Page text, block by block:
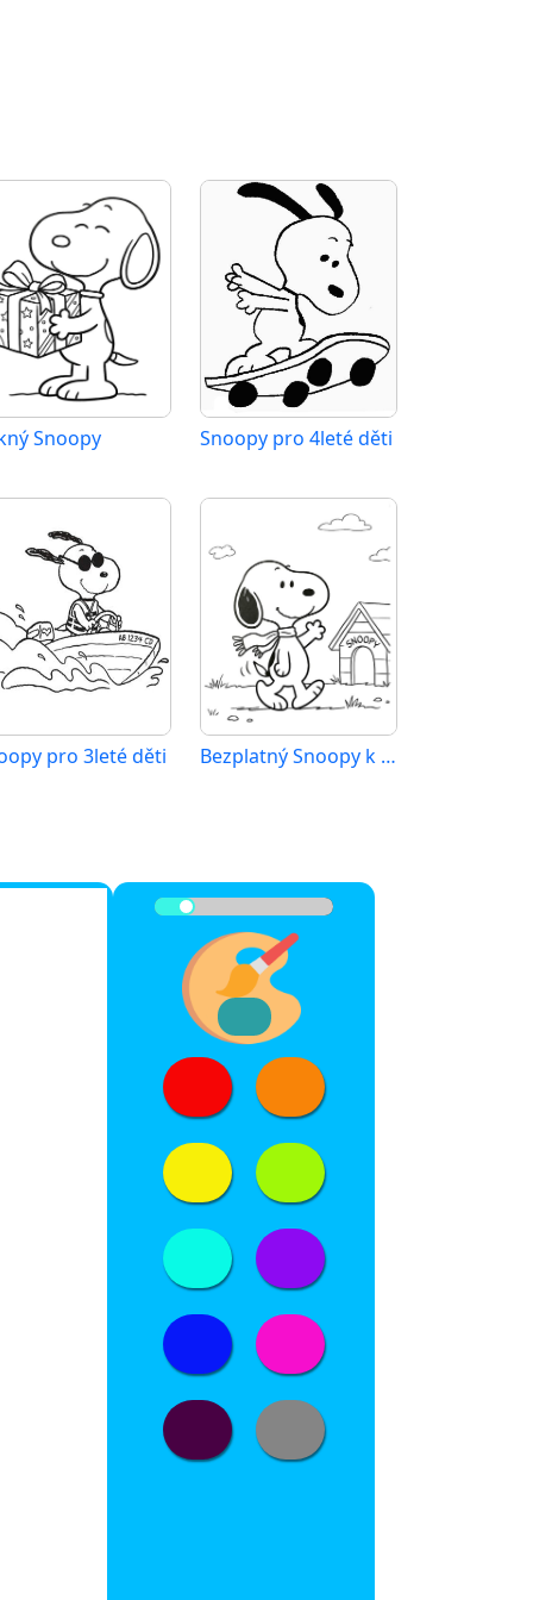
Snoopy Snoopy pro 4leté děti
pro 3leté děti Bezplatný Snoopy k vytištění